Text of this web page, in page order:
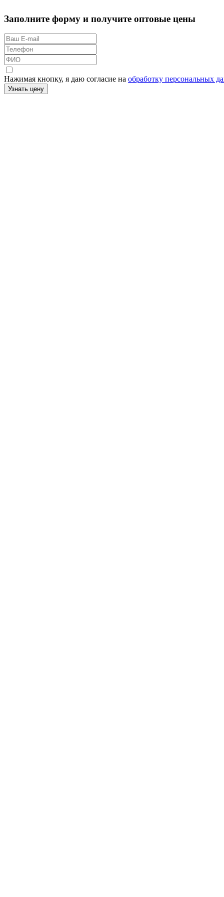
Заполните форму и получите оптовые цены
Нажимая кнопку, я даю согласие на обработку персональных
Узнать цену